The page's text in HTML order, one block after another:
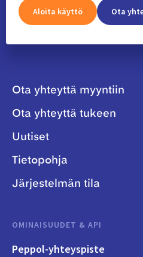
Aloita käyttö Ota
Ota yhteyttä myyntiin
Ota yhteyttä tukeen
Uutiset
Tietopohja
Järjestelmän tila
OMINAISUUDET & API
Peppol-yhteyspiste